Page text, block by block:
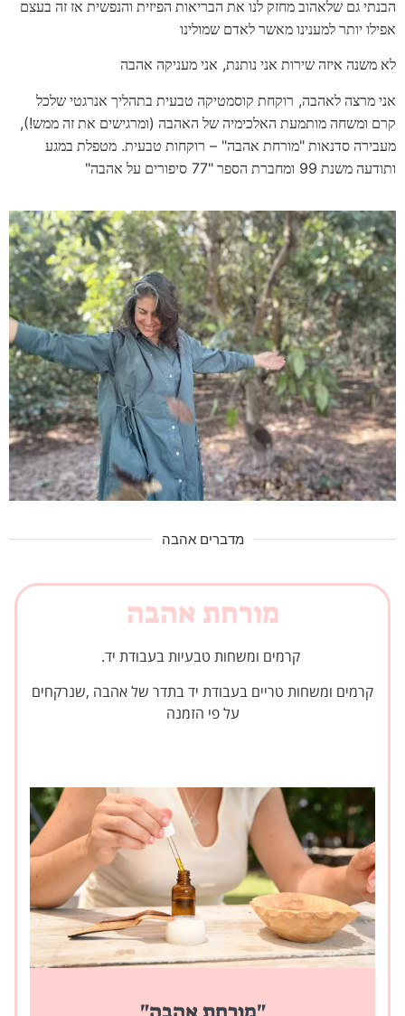
הבנתי גם שלאהוב מחזק לנו את הבריאות הפיזית והנפשית אז זה בעצם
אפילו יותר למענינו מאשר לאדם שמולינו
לא משנה איזה שירות אני נותנת, אני מעניקה אהבה
אני מרצה לאהבה, רוקחת קוסמטיקה טבעית בתהליך אנרגטי שלכל
קרם ומשחה מותמעת האלכימיה של האהבה (ומרגישים את זה ממש!),
מעבירה סדנאות "מורחת אהבה" – רוקחות טבעית. מטפלת במגע
ותודעה משנת 99 ומחברת הספר "77 סיפורים על אהבה"
מדברים אהבה
מורחת אהבה
קרמים ומשחות טבעיות בעבודת יד.
קרמים ומשחות טריים בעבודת יד בתדר של אהבה ,שנרקחים
על פי הזמנה